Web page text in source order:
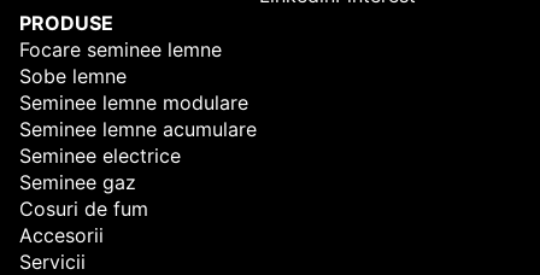
PRODUSE
Focare seminee lemne
Sobe lemne
Seminee lemne modulare
Seminee lemne acumulare
Seminee electrice
Seminee gaz
Cosuri de fum
Accesorii
Servicii